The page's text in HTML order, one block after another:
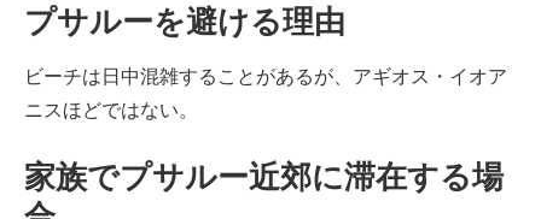
プサルーを避ける理由
ビーチは日中混雑することがあるが、アギオス・イオア
ニスほどではない。
家族でプサルー近郊に滞在する場